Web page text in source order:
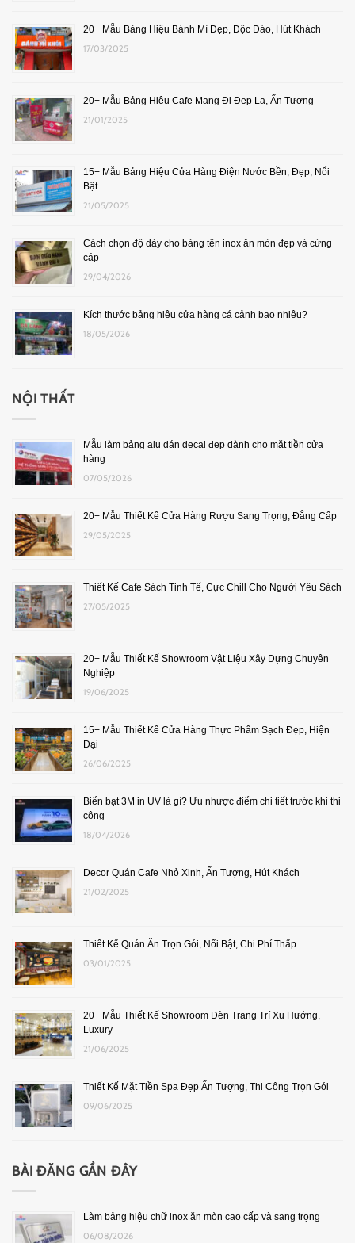
20+ Mẫu Bảng Hiệu Bánh Mì Đẹp, Độc Đáo, Hút Khách
17/03/2025
20+ Mẫu Bảng Hiệu Cafe Mang Đi Đẹp Lạ, Ấn Tượng
21/01/2025
15+ Mẫu Bảng Hiệu Cửa Hàng Điện Nước Bền, Đẹp, Nổi
Bật
21/05/2025
Cách chọn độ dày cho bảng tên inox ăn mòn đẹp và cứng
cáp
29/04/2026
Kích thước bảng hiệu cửa hàng cá cảnh bao nhiêu?
18/05/2026
NỘI THẤT
Mẫu làm bảng alu dán decal đẹp dành cho mặt tiền cửa
hàng
07/05/2026
20+ Mẫu Thiết Kế Cửa Hàng Rượu Sang Trọng, Đẳng Cấp
29/05/2025
Thiết Kế Cafe Sách Tinh Tế, Cực Chill Cho Người Yêu Sách
27/05/2025
20+ Mẫu Thiết Kế Showroom Vật Liệu Xây Dựng Chuyên
Nghiệp
19/06/2025
15+ Mẫu Thiết Kế Cửa Hàng Thực Phẩm Sạch Đẹp, Hiện
Đại
26/06/2025
Biển bạt 3M in UV là gì? Ưu nhược điểm chi tiết trước khi thi
công
18/04/2026
Decor Quán Cafe Nhỏ Xinh, Ấn Tượng, Hút Khách
21/02/2025
Thiết Kế Quán Ăn Trọn Gói, Nổi Bật, Chi Phí Thấp
03/01/2025
20+ Mẫu Thiết Kế Showroom Đèn Trang Trí Xu Hướng,
Luxury
21/06/2025
Thiết Kế Mặt Tiền Spa Đẹp Ấn Tượng, Thi Công Trọn Gói
09/06/2025
BÀI ĐĂNG GẦN ĐÂY
Làm bảng hiệu chữ inox ăn mòn cao cấp và sang trọng
06/08/2026